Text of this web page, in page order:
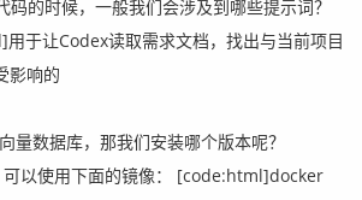
的时候，一般我们会涉及到哪些提示词？
于让Codex读取需求文档，找出与当前项目
影响的
量数据库，那我们安装哪个版本呢？
以使用下面的镜像： [code:html]docker